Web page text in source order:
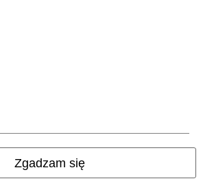
Zgadzam się
podatek VAT. Nie zawierająkosztów
HGmbH